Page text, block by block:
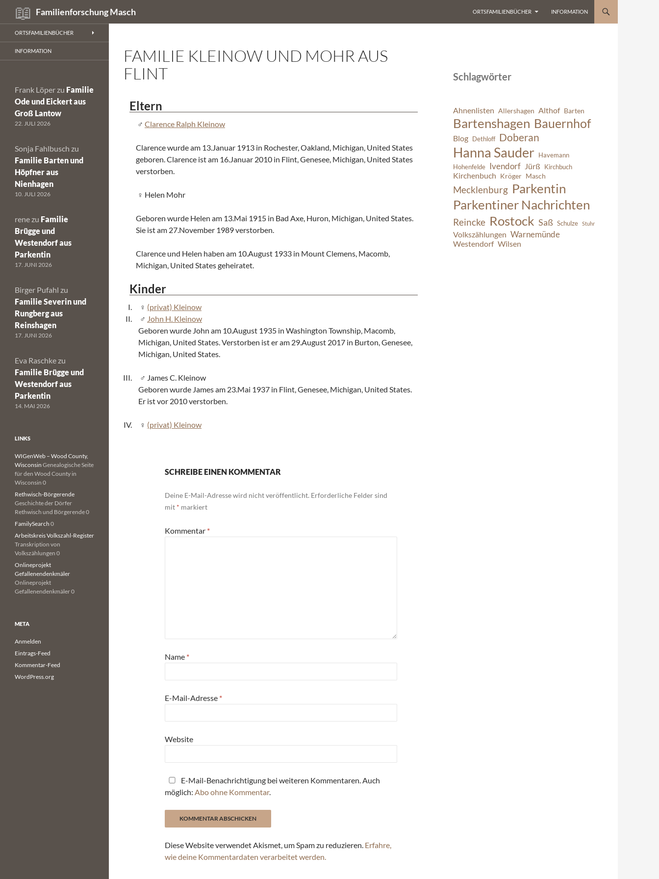
Inhalt
springen
Familienforschung Masch
Suchen
ORTSFAMILIENBÜCHER INFORMATION
FAMILIE KLEINOW UND MOHR AUS
FLINT
Eltern
Clarence Ralph Kleinow
Clarence wurde am 13.Januar 1913 in Rochester, Oakland, Michigan, United States
geboren. Clarence ist am 16.Januar 2010 in Flint, Genesee, Michigan, United States
verstorben.
Helen Mohr
Geboren wurde Helen am 13.Mai 1915 in Bad Axe, Huron, Michigan, United States.
Sie ist am 27.November 1989 verstorben.
Clarence und Helen haben am 10.August 1933 in Mount Clemens, Macomb,
Michigan, United States geheiratet.
Kinder
(privat) Kleinow
John H. Kleinow
Geboren wurde John am 10.August 1935 in Washington Township, Macomb,
Michigan, United States. Verstorben ist er am 29.August 2017 in Burton, Genesee,
Michigan, United States.
James C. Kleinow
Geboren wurde James am 23.Mai 1937 in Flint, Genesee, Michigan, United States.
Er ist vor 2010 verstorben.
(privat) Kleinow
SCHREIBE EINEN KOMMENTAR
Deine E-Mail-Adresse wird nicht veröffentlicht. Erforderliche Felder sind
mit * markiert
Kommentar *
Name *
E-Mail-Adresse *
Website
E-Mail-Benachrichtigung bei weiteren Kommentaren. Auch
möglich: Abo ohne Kommentar.
Diese Website verwendet Akismet, um Spam zu reduzieren. Erfahre,
wie deine Kommentardaten verarbeitet werden.
Schlagwörter
Ahnenlisten Allershagen Althof Barten
Bartenshagen Bauernhof
Blog Dethloff Doberan
Hanna Sauder
Havemann
Hohenfelde Ivendorf Jürß Kirchbuch
Kirchenbuch Kröger Masch
Mecklenburg Parkentin
Parkentiner Nachrichten
Reincke Rostock Saß Schulze Stuhr
Volkszählungen Warnemünde
Westendorf Wilsen
ORTSFAMILIENBÜCHER
INFORMATION
Frank Löper zu Familie
Ode und Eickert aus
Groß Lantow
22. JULI 2026
Sonja Fahlbusch zu
Familie Barten und
Höpfner aus
Nienhagen
10. JULI 2026
rene zu Familie
Brügge und
Westendorf aus
Parkentin
17. JUNI 2026
Birger Pufahl zu
Familie Severin und
Rungberg aus
Reinshagen
17. JUNI 2026
Eva Raschke zu
Familie Brügge und
Westendorf aus
Parkentin
14. MAI 2026
LINKS
WIGenWeb – Wood County,
Wisconsin Genealogische Seite
für den Wood County in
Wisconsin 0
Rethwisch-Börgerende
Geschichte der Dörfer
Rethwisch und Börgerende 0
FamilySearch 0
Arbeitskreis Volkszahl-Register
Transkription von
Volkszählungen 0
Onlineprojekt
Gefallenendenkmäler
Onlineprojekt
Gefallenendenkmäler 0
META
Anmelden
Eintrags-Feed
Kommentar-Feed
WordPress.org